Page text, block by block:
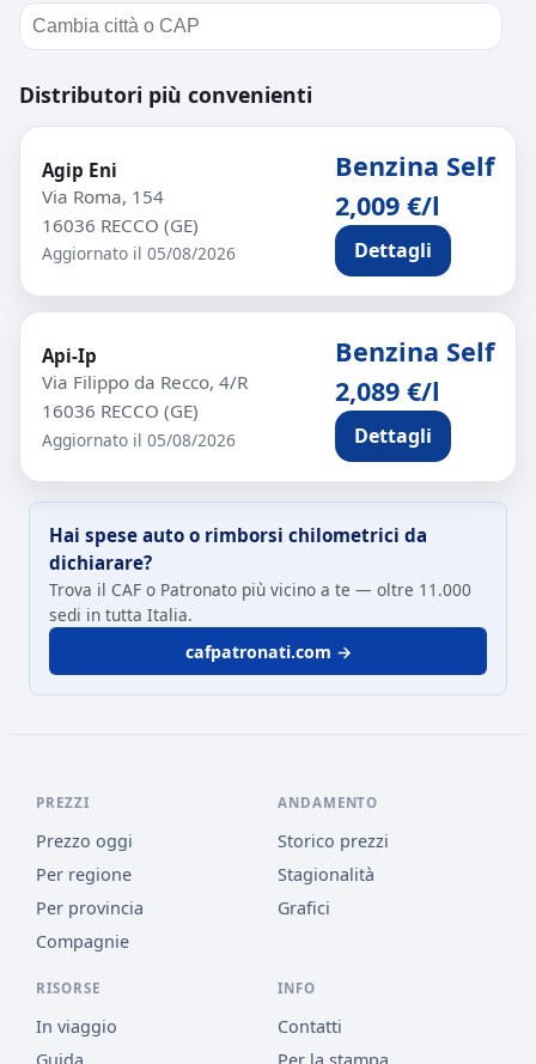
Distributori più convenienti
Agip Eni
Via Roma, 154
16036 RECCO (GE)
Aggiornato il 05/08/2026
Benzina Self
2,009 €/l
Dettagli
Api-Ip
Via Filippo da Recco, 4/R
16036 RECCO (GE)
Aggiornato il 05/08/2026
Benzina Self
2,089 €/l
Dettagli
Hai spese auto o rimborsi chilometrici da
dichiarare?
Trova il CAF o Patronato più vicino a te — oltre 11.000
sedi in tutta Italia.
cafpatronati.com →
PREZZI
Prezzo oggi
Per regione
Per provincia
Compagnie
ANDAMENTO
Storico prezzi
Stagionalità
Grafici
RISORSE
In viaggio
INFO
Contatti